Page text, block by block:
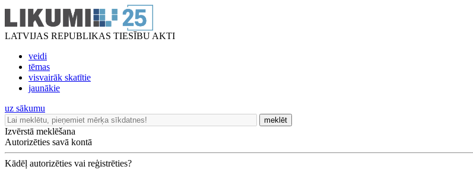
LATVIJAS REPUBLIKAS TIESĪBU AKTI
veidi
tēmas
visvairāk skatītie
jaunākie
uz sākumu
meklēt
Izvērstā meklēšana
Autorizēties savā kontā
Kādēļ autorizēties vai reģistrēties?